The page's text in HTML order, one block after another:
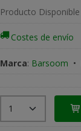
Producto Disponible
Costes de envío
Marca: Barsoom •